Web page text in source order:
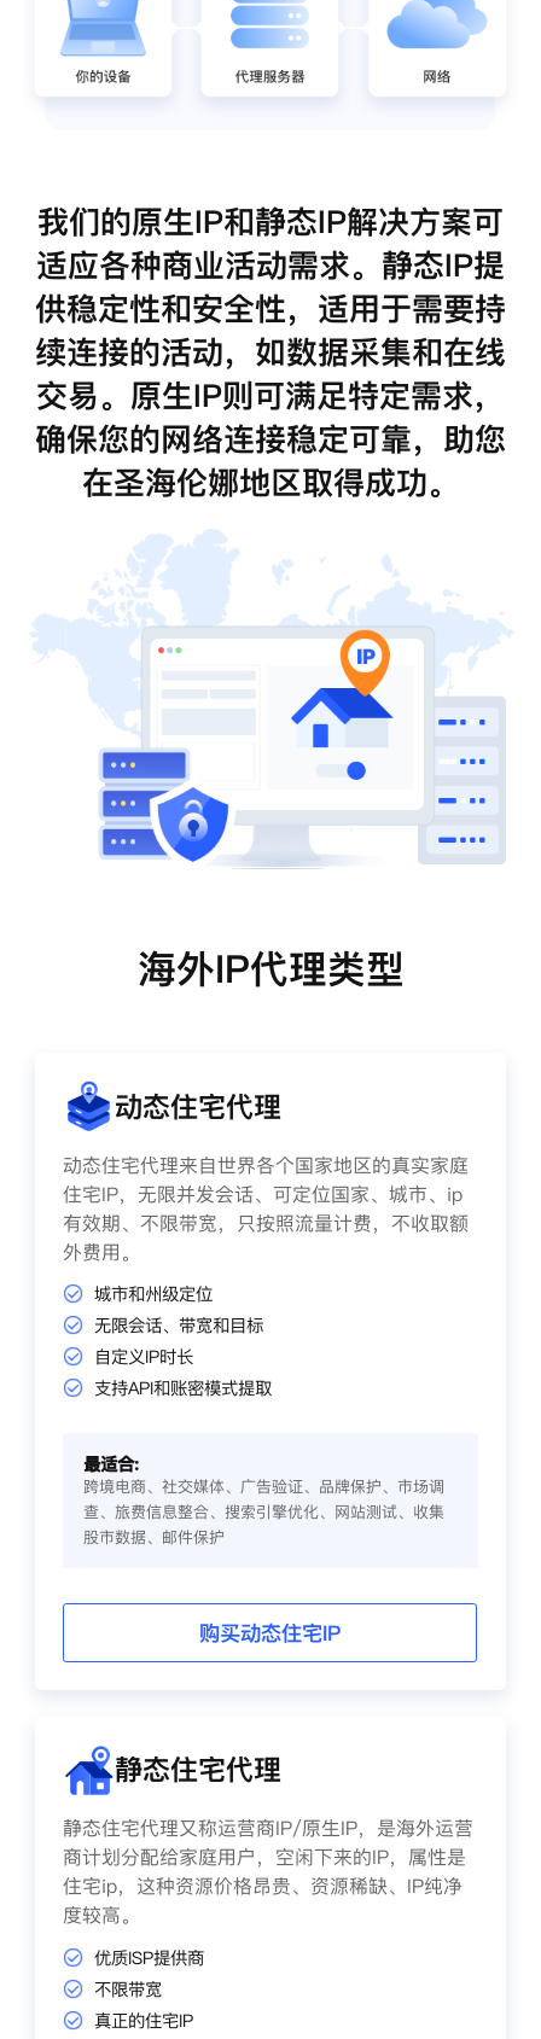
我们的原生IP和静态IP解决方案可
适应各种商业活动需求。静态IP提
供稳定性和安全性，适用于需要持
续连接的活动，如数据采集和在线
交易。原生IP则可满足特定需求，
确保您的网络连接稳定可靠，助您
在圣海伦娜地区取得成功。
海外IP代理类型
动态住宅代理
动态住宅代理来自世界各个国家地区的真实家庭
住宅IP，无限并发会话、可定位国家、城市、ip
有效期、不限带宽，只按照流量计费，不收取额
外费用。
城市和州级定位
无限会话、带宽和目标
自定义IP时长
支持API和账密模式提取
最适合:
跨境电商、社交媒体、广告验证、品牌保护、市场调
查、旅费信息整合、搜索引擎优化、网站测试、收集
股市数据、邮件保护
购买动态住宅IP
静态住宅代理
静态住宅代理又称运营商IP/原生IP，是海外运营
商计划分配给家庭用户，空闲下来的IP，属性是
住宅ip，这种资源价格昂贵、资源稀缺、IP纯净
度较高。
优质ISP提供商
不限带宽
真正的住宅IP